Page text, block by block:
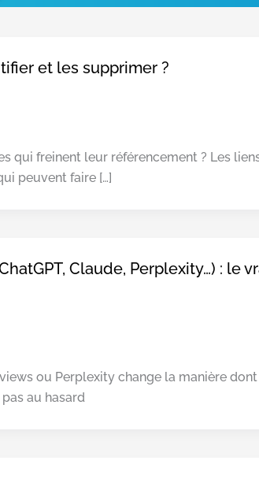
et les supprimer ?
qui freinent leur référencement ? Les
peuvent faire […]
Claude, Perplexity…) : le
ou Perplexity change la manière
au hasard